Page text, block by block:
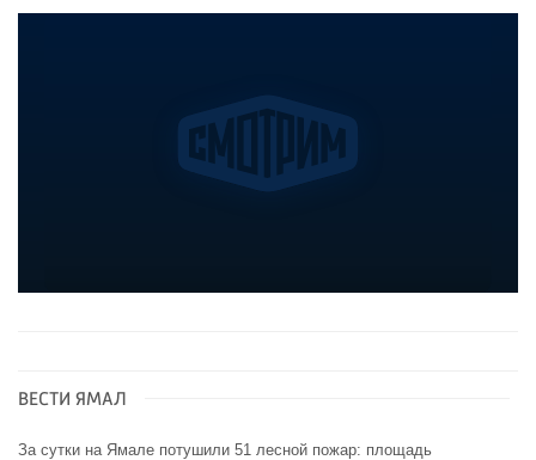
ВЕСТИ ЯМАЛ
За сутки на Ямале потушили 51 лесной пожар: площадь